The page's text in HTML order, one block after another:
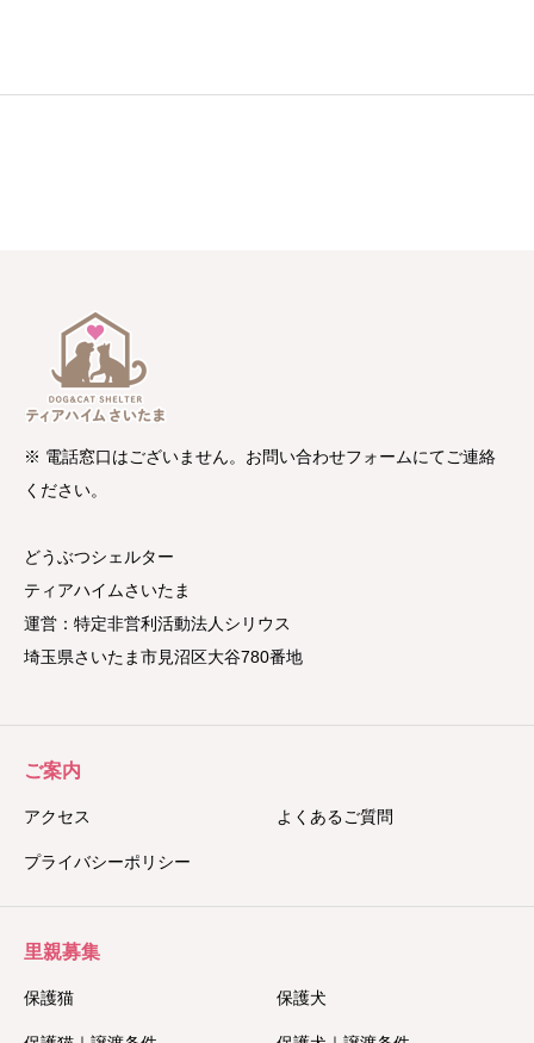
※ 電話窓口はございません。お問い合わせフォームにてご連絡
ください。
どうぶつシェルター
ティアハイムさいたま
運営：特定非営利活動法人シリウス
埼玉県さいたま市見沼区大谷780番地
ご案内
アクセス よくあるご質問
プライバシーポリシー
里親募集
保護猫 保護犬